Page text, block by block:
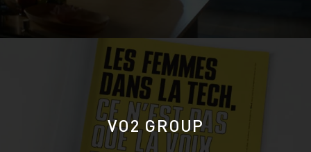
VO2 GROUP